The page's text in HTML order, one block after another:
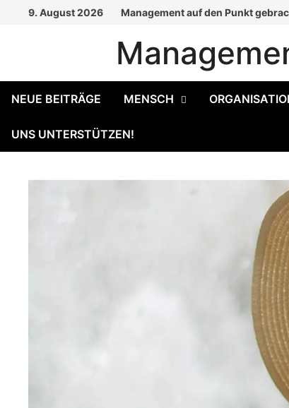
9. August 2026 Management auf den Punkt
NEUE BEITRÄGE MENSCH
UNS UNTERSTÜTZEN!